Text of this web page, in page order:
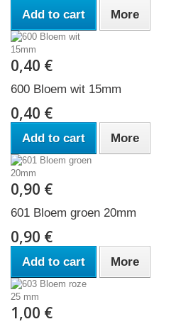
Add to cart More
0,40 €
600 Bloem wit 15mm
0,40 €
Add to cart More
0,90 €
601 Bloem groen 20mm
0,90 €
Add to cart More
1,00 €